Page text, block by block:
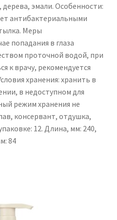
эмали. Особенности:
антибактериальными
Меры
попадания в глаза
проточной водой, при
к врачу, рекомендуется
хранения: хранить в
в недоступном для
режим хранения не
консервант, отдушка,
12. Длина, мм: 240,
84